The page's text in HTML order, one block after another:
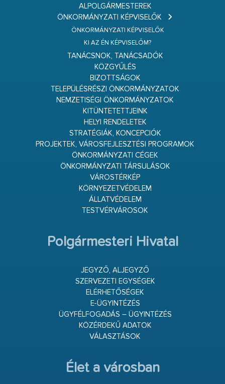
ALPOLGÁRMESTEREK
ÖNKORMÁNYZATI KÉPVISELŐK
ÖNKORMÁNYZATI KÉPVISELŐK
KI AZ ÉN KÉPVISELŐM?
TANÁCSNOK, TANÁCSADÓK
KÖZGYŰLÉS
BIZOTTSÁGOK
TELEPÜLÉSRÉSZI ÖNKORMÁNYZATOK
NEMZETISÉGI ÖNKORMÁNYZATOK
KITÜNTETETTJEINK
HELYI RENDELETEK
STRATÉGIÁK, KONCEPCIÓK
PROJEKTEK, VÁROSFEJLESZTÉSI PROGRAMOK
ÖNKORMÁNYZATI CÉGEK
ÖNKORMÁNYZATI TÁRSULÁSOK
VÁROSTÉRKÉP
KÖRNYEZETVÉDELEM
ÁLLATVÉDELEM
TESTVÉRVÁROSOK
Polgármesteri Hivatal
JEGYZŐ, ALJEGYZŐ
SZERVEZETI EGYSÉGEK
ELÉRHETŐSÉGEK
E-ÜGYINTÉZÉS
ÜGYFÉLFOGADÁS – ÜGYINTÉZÉS
KÖZÉRDEKŰ ADATOK
VÁLASZTÁSOK
Élet a városban